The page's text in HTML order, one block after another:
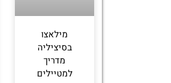
מילאצו
בסיציליה
מדריך
למטיילים